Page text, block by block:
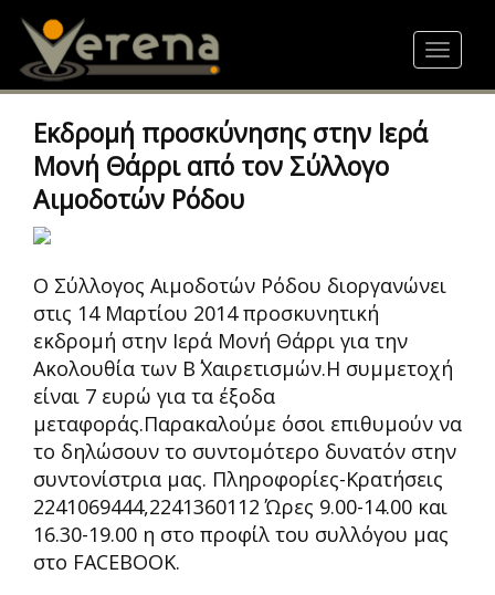
content
Toggle
Εκδρομή προσκύνησης στην Ιερά
Μονή Θάρρι από τον Σύλλογο
Αιμοδοτών Ρόδου
Ο Σύλλογος Αιμοδοτών Ρόδου διοργανώνει
στις 14 Μαρτίου 2014 προσκυνητική
εκδρομή στην Ιερά Μονή Θάρρι για την
Ακολουθία των Β΄ Χαιρετισμών.Η συμμετοχή
είναι 7 ευρώ για τα έξοδα
μεταφοράς.Παρακαλούμε όσοι επιθυμούν να
το δηλώσουν το συντομότερο δυνατόν στην
συντονίστρια μας. Πληροφορίες-Κρατήσεις
2241069444,2241360112 Ώρες 9.00-14.00 και
16.30-19.00 η στο προφίλ του συλλόγου μας
στο FACEBOOK.